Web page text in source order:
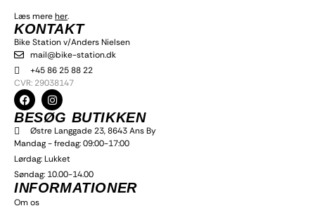
I alt
Læs mereher.
KONTAKT
Bike Station v/Anders Nielsen
mail@bike-station.dk
+45 86 25 88 22
CVR: 29038147
BESØG BUTIKKEN
Østre Langgade 23, 8643 Ans By
Mandag - fredag: 09:00-17:00
Lørdag: Lukket
Søndag: 10.00-14.00
INFORMATIONER
Om os